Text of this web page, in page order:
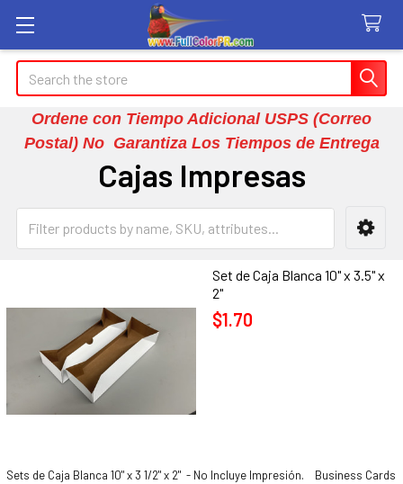
Search
Ordene con Tiempo Adicional USPS (Correo
Postal) No Garantiza Los Tiempos de Entrega
Cajas Impresas
Sidebar
Set de Caja Blanca 10" x 3.5" x
2"
$1.70
Sets de Caja Blanca 10" x 3 1/2" x 2" - No Incluye Impresión. Business Cards